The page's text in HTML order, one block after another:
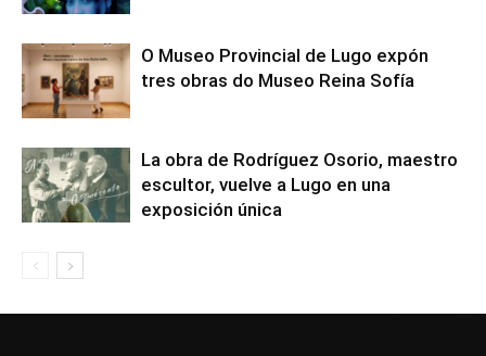
O Museo Provincial de Lugo expón
tres obras do Museo Reina Sofía
La obra de Rodríguez Osorio, maestro
escultor, vuelve a Lugo en una
exposición única